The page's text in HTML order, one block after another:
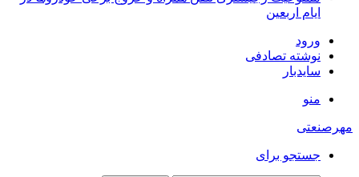
ایام اربعین
ورود
نوشته تصادفی
سایدبار
منو
مهرصنعتی
جستجو برای